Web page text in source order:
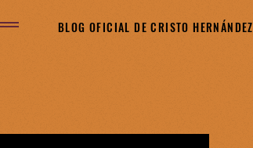
BLOG OFICIAL DE CRISTO HERNÁNDEZ